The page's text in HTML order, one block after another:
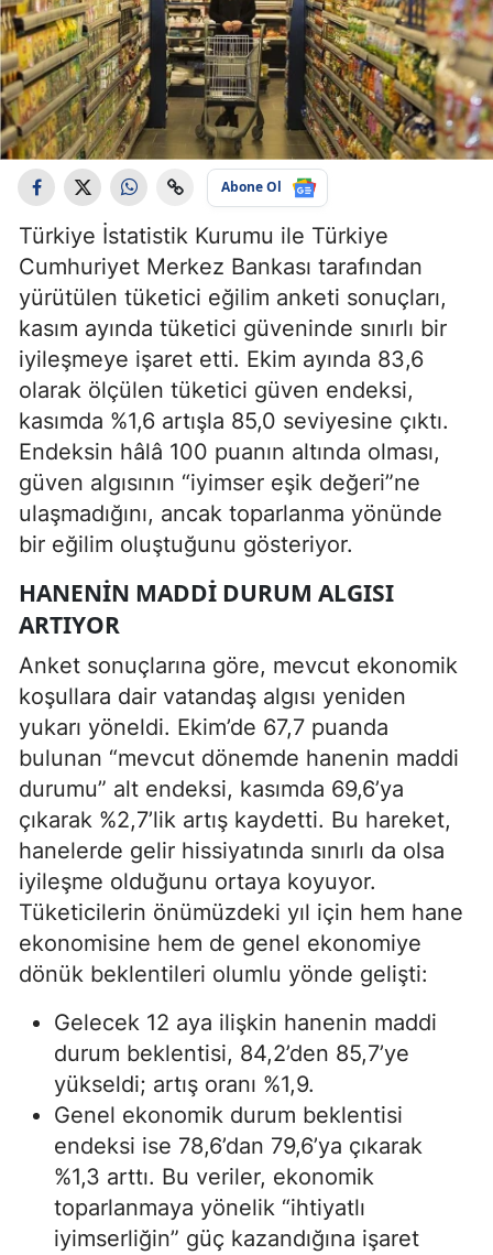
Abone Ol
Türkiye İstatistik Kurumu ile Türkiye
Cumhuriyet Merkez Bankası tarafından
yürütülen tüketici eğilim anketi sonuçları,
kasım ayında tüketici güveninde sınırlı bir
iyileşmeye işaret etti. Ekim ayında 83,6
olarak ölçülen tüketici güven endeksi,
kasımda %1,6 artışla 85,0 seviyesine çıktı.
Endeksin hâlâ 100 puanın altında olması,
güven algısının “iyimser eşik değeri”ne
ulaşmadığını, ancak toparlanma yönünde
bir eğilim oluştuğunu gösteriyor.
HANENIN MADDI DURUM ALGISI
ARTIYOR
Anket sonuçlarına göre, mevcut ekonomik
koşullara dair vatandaş algısı yeniden
yukarı yöneldi. Ekim’de 67,7 puanda
bulunan “mevcut dönemde hanenin maddi
durumu” alt endeksi, kasımda 69,6’ya
çıkarak %2,7’lik artış kaydetti. Bu hareket,
hanelerde gelir hissiyatında sınırlı da olsa
iyileşme olduğunu ortaya koyuyor.
Tüketicilerin önümüzdeki yıl için hem hane
ekonomisine hem de genel ekonomiye
dönük beklentileri olumlu yönde gelişti:
Gelecek 12 aya ilişkin hanenin maddi
durum beklentisi, 84,2’den 85,7’ye
yükseldi; artış oranı %1,9.
Genel ekonomik durum beklentisi
endeksi ise 78,6’dan 79,6’ya çıkarak
%1,3 arttı. Bu veriler, ekonomik
toparlanmaya yönelik “ihtiyatlı
iyimserliğin” güç kazandığına işaret